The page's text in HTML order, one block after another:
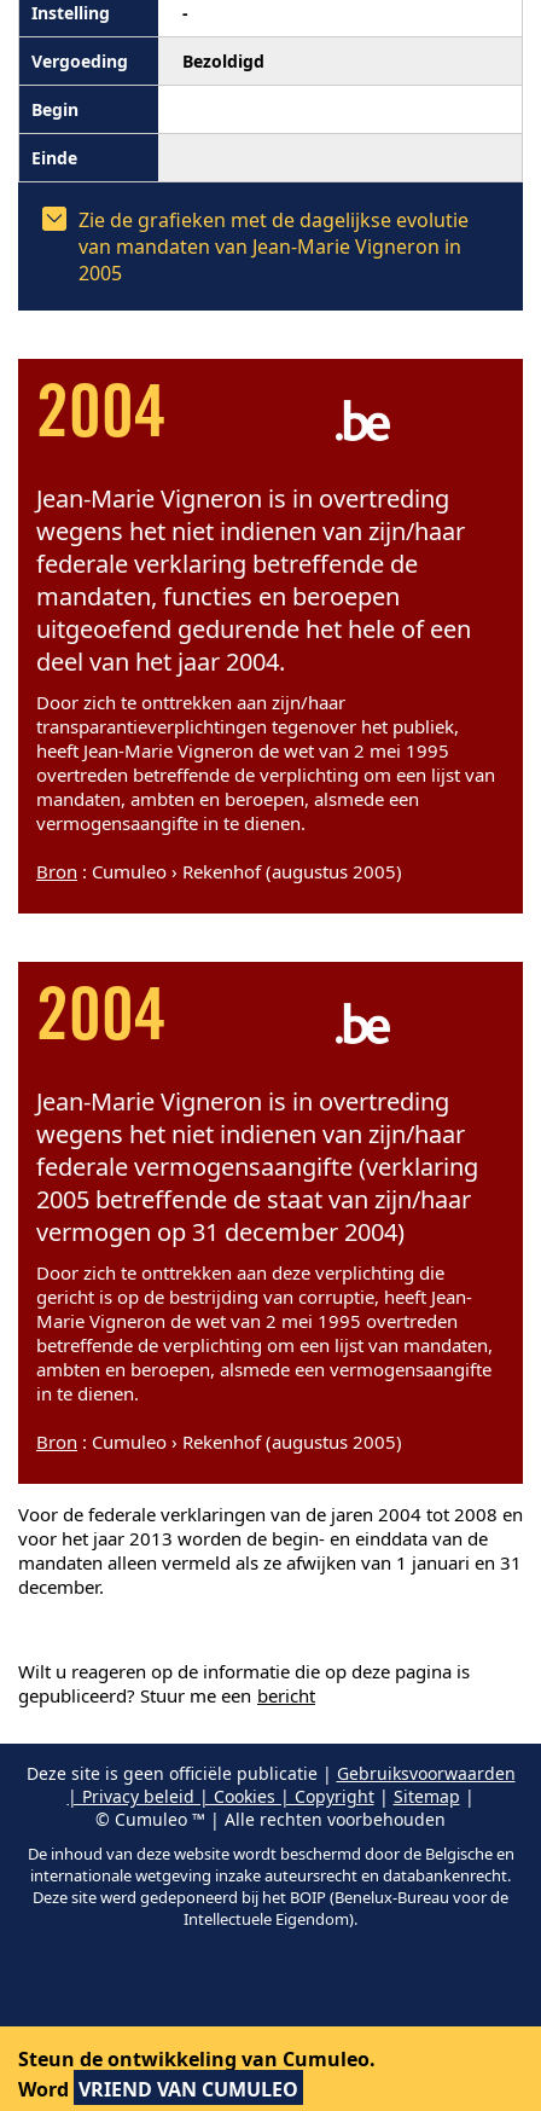
-
Bezoldigd
Zie de grafieken met de dagelijkse evolutie
van mandaten van Jean-Marie Vigneron in
2005
2004
Jean-Marie Vigneron is in overtreding
wegens het niet indienen van zijn/haar
federale verklaring betreffende de
mandaten, functies en beroepen
uitgeoefend gedurende het hele of een
deel van het jaar 2004.
Door zich te onttrekken aan zijn/haar
transparantieverplichtingen tegenover het publiek,
heeft Jean-Marie Vigneron de wet van 2 mei 1995
overtreden betreffende de verplichting om een lijst van
mandaten, ambten en beroepen, alsmede een
vermogensaangifte in te dienen.
Bron : Cumuleo › Rekenhof (augustus 2005)
2004
Jean-Marie Vigneron is in overtreding
wegens het niet indienen van zijn/haar
federale vermogensaangifte (verklaring
2005 betreffende de staat van zijn/haar
vermogen op 31 december 2004)
Door zich te onttrekken aan deze verplichting die
gericht is op de bestrijding van corruptie, heeft Jean-
Marie Vigneron de wet van 2 mei 1995 overtreden
betreffende de verplichting om een lijst van mandaten,
ambten en beroepen, alsmede een vermogensaangifte
in te dienen.
Bron : Cumuleo › Rekenhof (augustus 2005)
Voor de federale verklaringen van de jaren 2004 tot 2008 en
voor het jaar 2013 worden de begin- en einddata van de
mandaten alleen vermeld als ze afwijken van 1 januari en 31
december.
Wilt u reageren op de informatie die op deze pagina is
gepubliceerd? Stuur me een bericht
Deze site is geen officiële publicatie | Gebruiksvoorwaarden
| Privacy beleid | Cookies | Copyright| Sitemap |
© Cumuleo ™ | Alle rechten voorbehouden
De inhoud van deze website wordt beschermd door de Belgische en
internationale wetgeving inzake auteursrecht en databankenrecht.
Deze site werd gedeponeerd bij het BOIP (Benelux-Bureau voor de
Intellectuele Eigendom).
Steun de ontwikkeling van Cumuleo.
Word VRIEND VAN CUMULEO